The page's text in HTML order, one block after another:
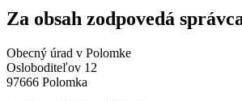
Za obsah zodpovedá
Obecný úrad v Polomke
Osloboditeľov 12
97666 Polomka